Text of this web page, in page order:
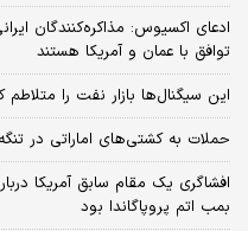
ادعای اکسیوس: مذاکره‌کنندگان
توافق با عمان و آمریکا هستند
این سیگنال‌ها بازار نفت را متلاطم
حملات به کشتی‌های اماراتی در
افشاگری یک مقام سابق آمریکا
بمب اتم پروپاگاندا بود